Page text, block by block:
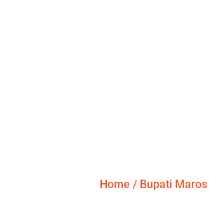
Home / Bupati Maros